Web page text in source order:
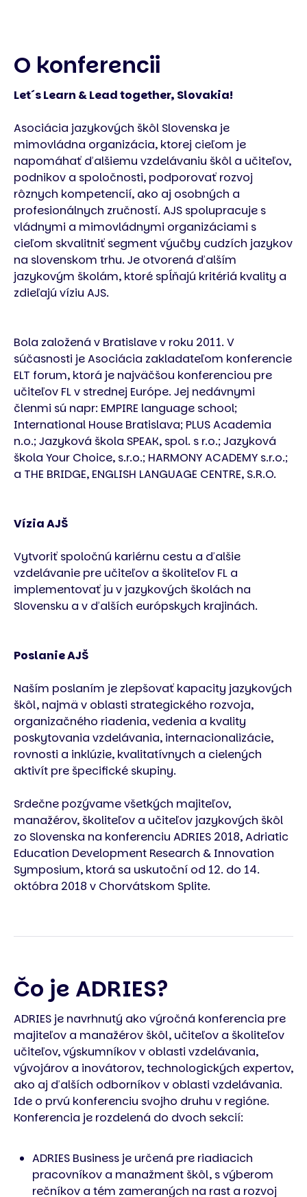
O konferencii
Let´s Learn & Lead together, Slovakia!
Asociácia jazykových škôl Slovenska je
mimovládna organizácia, ktorej cieľom je
napomáhať ďalšiemu vzdelávaniu škôl a učiteľov,
podnikov a spoločnosti, podporovať rozvoj
rôznych kompetencií, ako aj osobných a
profesionálnych zručností. AJS spolupracuje s
vládnymi a mimovládnymi organizáciami s
cieľom skvalitniť segment výučby cudzích jazykov
na slovenskom trhu. Je otvorená ďalším
jazykovým školám, ktoré spĺňajú kritériá kvality a
zdieľajú víziu AJS.
Bola založená v Bratislave v roku 2011. V
súčasnosti je Asociácia zakladateľom konferencie
ELT forum, ktorá je najväčšou konferenciou pre
učiteľov FL v strednej Európe. Jej nedávnymi
členmi sú napr: EMPIRE language school;
International House Bratislava; PLUS Academia
n.o.; Jazyková škola SPEAK, spol. s r.o.; Jazyková
škola Your Choice, s.r.o.; HARMONY ACADEMY s.r.o.;
a THE BRIDGE, ENGLISH LANGUAGE CENTRE, S.R.O.
Vízia AJŠ
Vytvoriť spoločnú kariérnu cestu a ďalšie
vzdelávanie pre učiteľov a školiteľov FL a
implementovať ju v jazykových školách na
Slovensku a v ďalších európskych krajinách.
Poslanie AJŠ
Naším poslaním je zlepšovať kapacity jazykových
škôl, najmä v oblasti strategického rozvoja,
organizačného riadenia, vedenia a kvality
poskytovania vzdelávania, internacionalizácie,
rovnosti a inklúzie, kvalitatívnych a cielených
aktivít pre špecifické skupiny.
Srdečne pozývame všetkých majiteľov,
manažérov, školiteľov a učiteľov jazykových škôl
zo Slovenska na konferenciu ADRIES 2018, Adriatic
Education Development Research & Innovation
Symposium, ktorá sa uskutoční od 12. do 14.
októbra 2018 v Chorvátskom Splite.
Čo je ADRIES?
ADRIES je navrhnutý ako výročná konferencia pre
majiteľov a manažérov škôl, učiteľov a školiteľov
učiteľov, výskumníkov v oblasti vzdelávania,
vývojárov a inovátorov, technologických expertov,
ako aj ďalších odborníkov v oblasti vzdelávania.
Ide o prvú konferenciu svojho druhu v regióne.
Konferencia je rozdelená do dvoch sekcií:
ADRIES Business je určená pre riadiacich
pracovníkov a manažment škôl, s výberom
rečníkov a tém zameraných na rast a rozvoj